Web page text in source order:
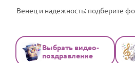
Видео поздравления
Открытки
Стихи и тексты
ОТЗЫВЫ
Венец и надежность: подберите
Выбрать видео-
поздравление